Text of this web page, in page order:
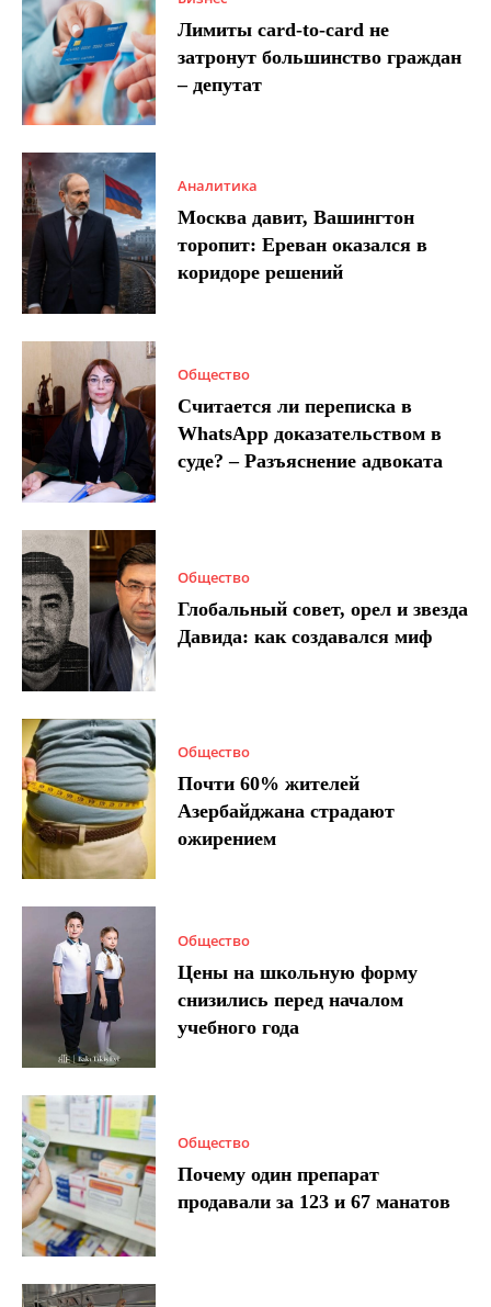
Лимиты card-to-card не
затронут большинство граждан
– депутат
Аналитика
Москва давит, Вашингтон
торопит: Ереван оказался в
коридоре решений
Общество
Считается ли переписка в
WhatsApp доказательством в
суде? – Разъяснение адвоката
Общество
Глобальный совет, орел и звезда
Давида: как создавался миф
Общество
Почти 60% жителей
Азербайджана страдают
ожирением
Общество
Цены на школьную форму
снизились перед началом
учебного года
Общество
Почему один препарат
продавали за 123 и 67 манатов